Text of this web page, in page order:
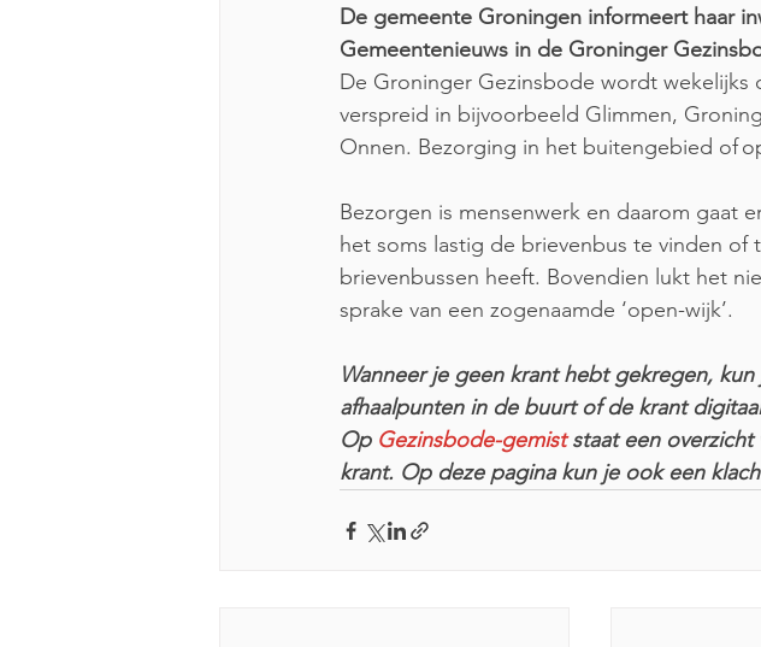
De gemeente Groningen informeert haar
Gemeentenieuws in de Groninger
De Groninger Gezinsbode wordt wekelijks
verspreid in bijvoorbeeld Glimmen,
Onnen. Bezorging in het buitengebied of
Bezorgen is mensenwerk en daarom gaat
het soms lastig de brievenbus te vinden
brievenbussen heeft. Bovendien lukt het
sprake van een zogenaamde ‘open-wijk’.
Wanneer je geen krant hebt gekregen,
afhaalpunten in de buurt of de krant
Op Gezinsbode-gemist staat een overzicht
krant. Op deze pagina kun je ook een